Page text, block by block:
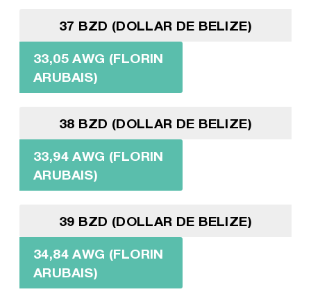
37 BZD (DOLLAR DE BELIZE)
33,05 AWG (FLORIN
ARUBAIS)
38 BZD (DOLLAR DE BELIZE)
33,94 AWG (FLORIN
ARUBAIS)
39 BZD (DOLLAR DE BELIZE)
34,84 AWG (FLORIN
ARUBAIS)